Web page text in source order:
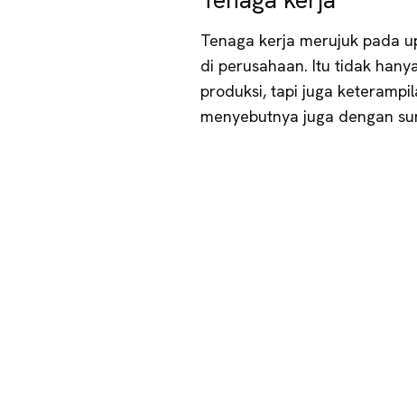
Tenaga kerja merujuk pada
di perusahaan. Itu tidak
produksi, tapi juga
menyebutnya juga dengan